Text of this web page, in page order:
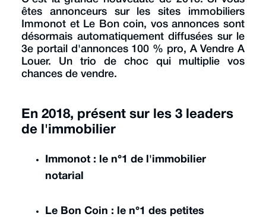
êtes annonceurs sur les sites immobiliers
Immonot et Le Bon coin, vos annonces sont
désormais automatiquement diffusées sur le
3e portail d'annonces 100 % pro, A Vendre A
Louer. Un trio de choc qui multiplie vos
chances de vendre.
En 2018, présent sur les 3 leaders
de l'immobilier
Immonot : le n°1 de l'immobilier
notarial
Le Bon Coin : le n°1 des petites